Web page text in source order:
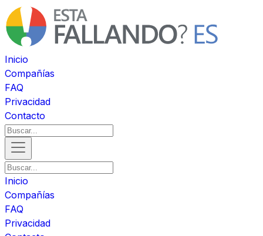
Inicio
Compañías
FAQ
Privacidad
Contacto
Inicio
Compañías
FAQ
Privacidad